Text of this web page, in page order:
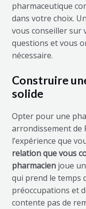
pharmaceutique
dans votre choix.
vous conseiller sur
questions et vous
nécessaire.
Construire
solide
Opter pour une
arrondissement de
l’expérience que
relation que vous
pharmacienjoue
qui prend le temps
préoccupations et
contente pas de